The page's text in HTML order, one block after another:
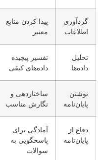
گردآوری
اطلاعات
پیدا کردن منابع
معتبر
تحلیل
داده‌ها
تفسیر پیچیده
داده‌های کیفی
نوشتن
پایان‌نامه
ساختاردهی و
نگارش مناسب
دفاع از
پایان‌نامه
آمادگی برای
پاسخگویی به
سوالات